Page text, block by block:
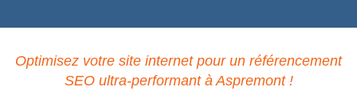
Optimisez votre site internet pour un référencement
SEO ultra-performant à Aspremont !